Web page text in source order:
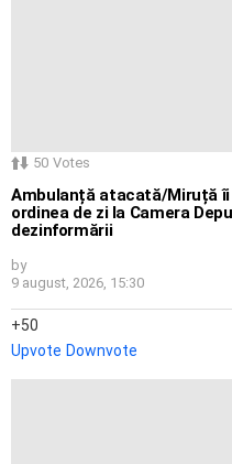
50 Votes
Ambulanță atacată/Miruță îi
ordinea de zi la Camera
dezinformării
by
9 august, 2026, 15:30
50
Upvote Downvote